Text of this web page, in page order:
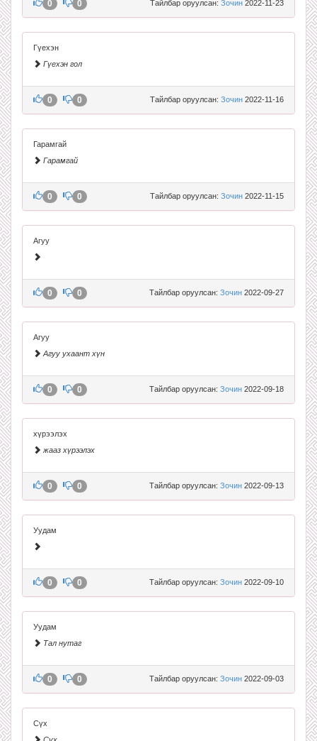
Тайлбар оруулсан: Зочин 2022-11-23
0 0
Гүехэн
Гүехэн гол
Тайлбар оруулсан: Зочин 2022-11-16
0 0
Гарамгай
Гарамгай
Тайлбар оруулсан: Зочин 2022-11-15
0 0
Агуу
Тайлбар оруулсан: Зочин 2022-09-27
0 0
Агуу
Агуу ухаант хүн
Тайлбар оруулсан: Зочин 2022-09-18
0 0
хүрээлэх
жааз хүрээлэх
Тайлбар оруулсан: Зочин 2022-09-13
0 0
Уудам
Тайлбар оруулсан: Зочин 2022-09-10
0 0
Уудам
Тал нутаг
Тайлбар оруулсан: Зочин 2022-09-03
0 0
Сүх